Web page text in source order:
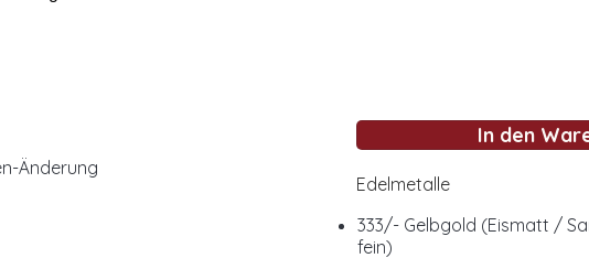
Änderung
In den
Edelmetalle
333/- Gelbgold (Eismatt /
fein)